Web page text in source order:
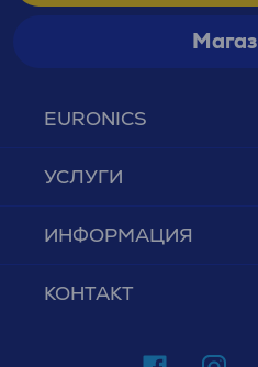
EURONICS
УСЛУГИ
ИНФОРМАЦИЯ
КОНТАКТ